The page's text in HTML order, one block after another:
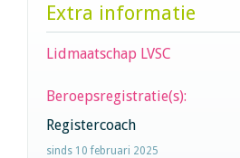
Extra informatie
Lidmaatschap LVSC
Beroepsregistratie(s):
Registercoach
sinds 10 februari 2025